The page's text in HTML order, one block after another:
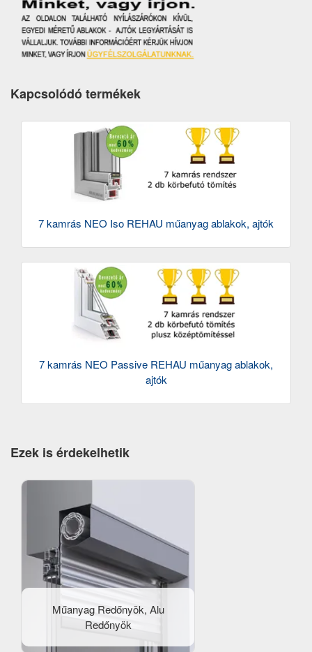
Kapcsolódó termékek
7 kamrás NEO Iso REHAU műanyag ablakok, ajtók
7 kamrás NEO Passive REHAU műanyag ablakok,
ajtók
Ezek is érdekelhetik
Műanyag Redőnyök, Alu
Redőnyök